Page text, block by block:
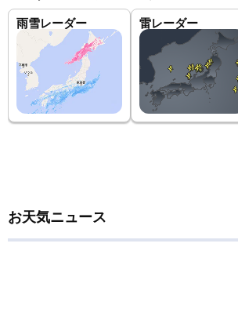
雨雪レーダー 雷レーダー
お天気ニュース